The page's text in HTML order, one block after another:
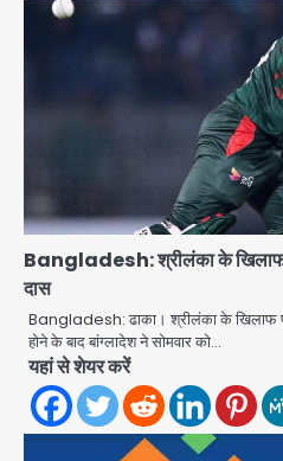
Bangladesh: श्रीलंका के खिलाफ
दास
Bangladesh: ढाका। श्रीलंका के खिलाफ
होने के बाद बांग्लादेश ने सोमवार को…
यहां से शेयर करें